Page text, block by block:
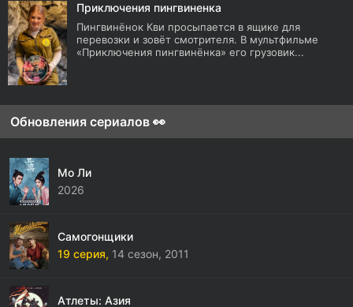
Приключения пингвиненка
Пингвинёнок Кви просыпается в ящике для
перевозки и зовёт смотрителя. В мультфильме
«Приключения пингвинёнка» его грузовик...
Обновления сериалов 👀
Мо Ли
2026
Самогонщики
19 серия, 14 сезон, 2011
Атлеты: Азия